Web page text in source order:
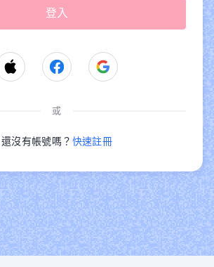
或
還沒有帳號嗎？ 快速註冊